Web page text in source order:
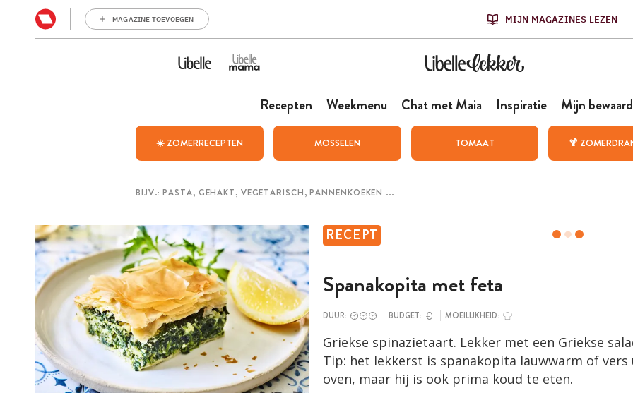
MAGAZINE TOEVOEGEN MIJN MAGAZINES LEZEN
Recepten Weekmenu Chat met Maia Inspiratie Mijn
☀️ ZOMERRECEPTEN MOSSELEN TOMAAT 🍹
RECEPT
Spanakopita met feta
DUUR: BUDGET: MOEILIJKHEID:
Griekse spinazietaart. Lekker met een Griekse
Tip: het lekkerst is spanakopita lauwwarm of vers
oven, maar hij is ook prima koud te eten.